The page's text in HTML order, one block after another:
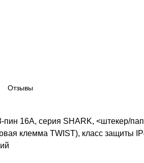
Отзывы
16А, серия SHARK, <штекер/
клемма TWIST), класс защиты